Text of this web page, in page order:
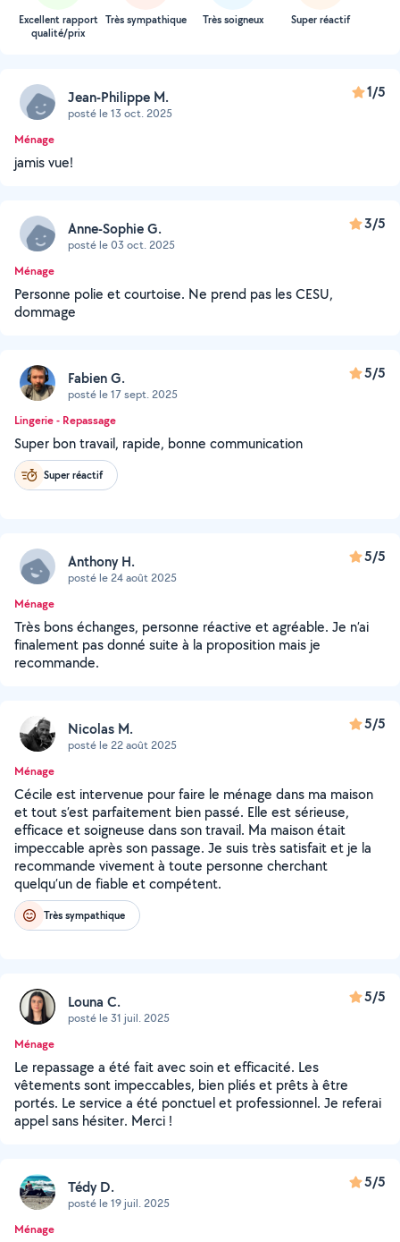
Excellent rapport
qualité/prix
Très sympathique Très soigneux Super réactif
Jean-Philippe M.
posté le 13 oct. 2025
1/5
Ménage
jamis vue!
Anne-Sophie G.
posté le 03 oct. 2025
3/5
Ménage
Personne polie et courtoise. Ne prend pas les CESU,
dommage
Fabien G.
posté le 17 sept. 2025
5/5
Lingerie - Repassage
Super bon travail, rapide, bonne communication
Super réactif
Anthony H.
posté le 24 août 2025
5/5
Ménage
Très bons échanges, personne réactive et agréable. Je n’ai
finalement pas donné suite à la proposition mais je
recommande.
Nicolas M.
posté le 22 août 2025
5/5
Ménage
Cécile est intervenue pour faire le ménage dans ma maison
et tout s’est parfaitement bien passé. Elle est sérieuse,
efficace et soigneuse dans son travail. Ma maison était
impeccable après son passage. Je suis très satisfait et je la
recommande vivement à toute personne cherchant
quelqu’un de fiable et compétent.
Très sympathique
Louna C.
posté le 31 juil. 2025
5/5
Ménage
Le repassage a été fait avec soin et efficacité. Les
vêtements sont impeccables, bien pliés et prêts à être
portés. Le service a été ponctuel et professionnel. Je referai
appel sans hésiter. Merci !
Tédy D.
posté le 19 juil. 2025
5/5
Ménage